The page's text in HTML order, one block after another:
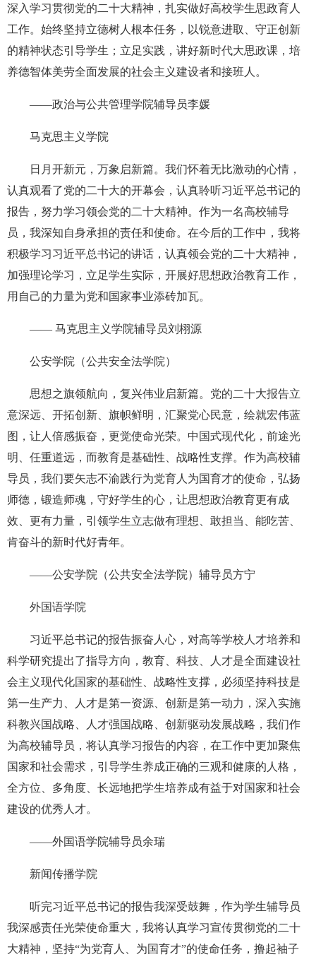
深入学习贯彻党的二十大精神，扎实做好高校学生思政育人
工作。始终坚持立德树人根本任务，以锐意进取、守正创新
的精神状态引导学生；立足实践，讲好新时代大思政课，培
养德智体美劳全面发展的社会主义建设者和接班人。
——政治与公共管理学院辅导员李媛
马克思主义学院
日月开新元，万象启新篇。我们怀着无比激动的心情，
认真观看了党的二十大的开幕会，认真聆听习近平总书记的
报告，努力学习领会党的二十大精神。作为一名高校辅导
员，我深知自身承担的责任和使命。在今后的工作中，我将
积极学习习近平总书记的讲话，认真领会党的二十大精神，
加强理论学习，立足学生实际，开展好思想政治教育工作，
用自己的力量为党和国家事业添砖加瓦。
—— 马克思主义学院辅导员刘栩源
公安学院（公共安全法学院）
思想之旗领航向，复兴伟业启新篇。党的二十大报告立
意深远、开拓创新、旗帜鲜明，汇聚党心民意，绘就宏伟蓝
图，让人倍感振奋，更觉使命光荣。中国式现代化，前途光
明、任重道远，而教育是基础性、战略性支撑。作为高校辅
导员，我们要矢志不渝践行为党育人为国育才的使命，弘扬
师德，锻造师魂，守好学生的心，让思想政治教育更有成
效、更有力量，引领学生立志做有理想、敢担当、能吃苦、
肯奋斗的新时代好青年。
——公安学院（公共安全法学院）辅导员方宁
外国语学院
习近平总书记的报告振奋人心，对高等学校人才培养和
科学研究提出了指导方向，教育、科技、人才是全面建设社
会主义现代化国家的基础性、战略性支撑，必须坚持科技是
第一生产力、人才是第一资源、创新是第一动力，深入实施
科教兴国战略、人才强国战略、创新驱动发展战略，我们作
为高校辅导员，将认真学习报告的内容，在工作中更加聚焦
国家和社会需求，引导学生养成正确的三观和健康的人格，
全方位、多角度、长远地把学生培养成有益于对国家和社会
建设的优秀人才。
——外国语学院辅导员余瑞
新闻传播学院
听完习近平总书记的报告我深受鼓舞，作为学生辅导员
我深感责任光荣使命重大，我将认真学习宣传贯彻党的二十
大精神，坚持“为党育人、为国育才”的使命任务，撸起袖子